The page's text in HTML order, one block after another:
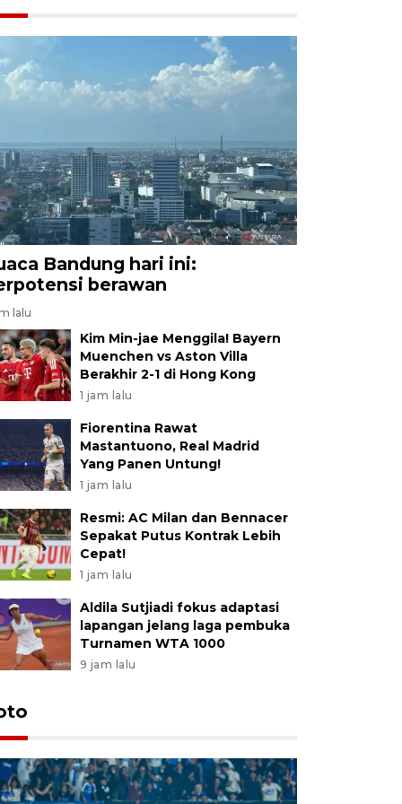
Bandung hari ini:
berawan
lalu
Kim Min-jae Menggila! Bayern
Muenchen vs Aston Villa
Berakhir 2-1 di Hong Kong
1 jam lalu
Fiorentina Rawat
Mastantuono, Real Madrid
Yang Panen Untung!
1 jam lalu
Resmi: AC Milan dan Bennacer
Sepakat Putus Kontrak Lebih
Cepat!
1 jam lalu
Aldila Sutjiadi fokus adaptasi
lapangan jelang laga pembuka
Turnamen WTA 1000
9 jam lalu